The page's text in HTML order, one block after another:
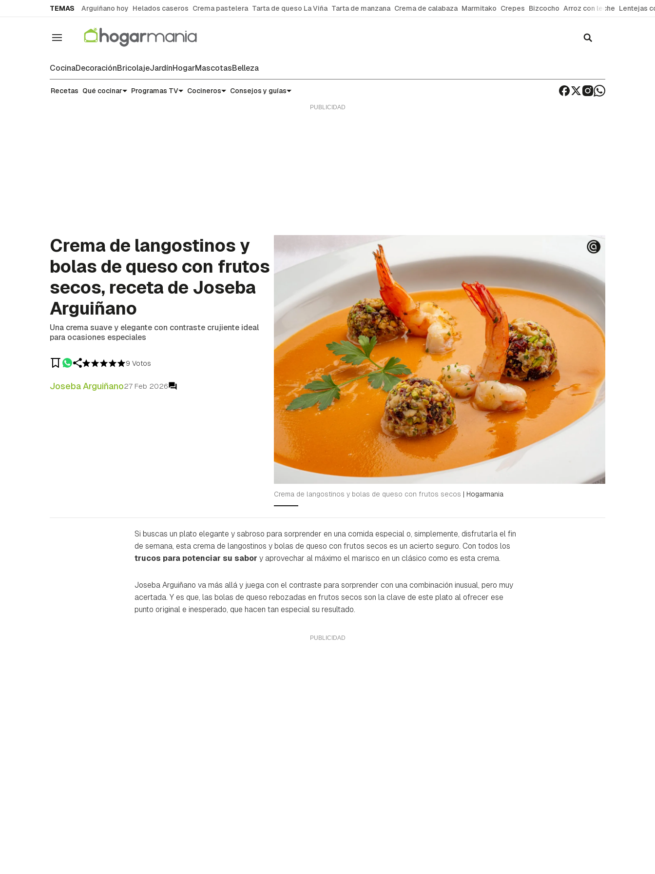
TEMAS Arguiñano hoy Helados caseros Crema pastelera Tarta de queso La Viña Tarta de manzana Crema de calabaza Marmitako Crepes Bizcocho Arroz con leche Lentejas
Navegación
CocinaDecoraciónBricolajeJardínHogarMascotasBelleza
Recetas
Recetas Qué cocinar Programas TV Cocineros Consejos y guías
Crema de langostinos y
bolas de queso con frutos
secos, receta de Joseba
Arguiñano
Una crema suave y elegante con contraste crujiente ideal
para ocasiones especiales
9 Votos
Joseba Arguiñano27 Feb 2026
Crema de langostinos y bolas de queso con frutos secos | Hogarmania
Si buscas un plato elegante y sabroso para sorprender en una comida especial o, simplemente, disfrutarla el fin
de semana, esta crema de langostinos y bolas de queso con frutos secos es un acierto seguro. Con todos los
trucos para potenciar su sabor y aprovechar al máximo el marisco en un clásico como es esta crema.
Joseba Arguiñano va más allá y juega con el contraste para sorprender con una combinación inusual, pero muy
acertada. Y es que, las bolas de queso rebozadas en frutos secos son la clave de este plato al ofrecer ese
punto original e inesperado, que hacen tan especial su resultado.